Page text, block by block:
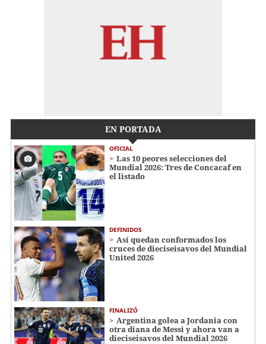
EN PORTADA
OFICIAL
Las 10 peores selecciones del
Mundial 2026: Tres de Concacaf en
el listado
DEFINIDOS
Así quedan conformados los
cruces de dieciseisavos del Mundial
United 2026
FINALIZÓ
Argentina golea a Jordania con
otra diana de Messi y ahora van a
dieciseisavos del Mundial 2026